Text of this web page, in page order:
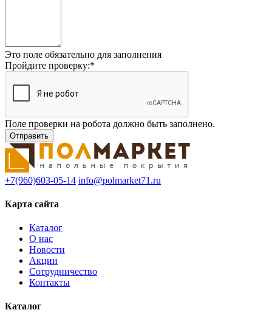
Это поле обязательно для заполнения
Пройдите проверку:*
Поле проверки на робота должно быть заполнено.
+7(960)603-05-14 info@polmarket71.ru
Карта сайта
Каталог
О нас
Новости
Акции
Сотрудничество
Контакты
Каталог